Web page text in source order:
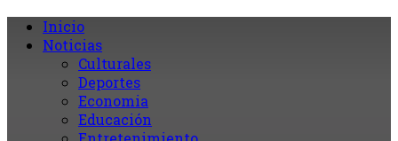
Inicio
Noticias
Culturales
Deportes
Economia
Educación